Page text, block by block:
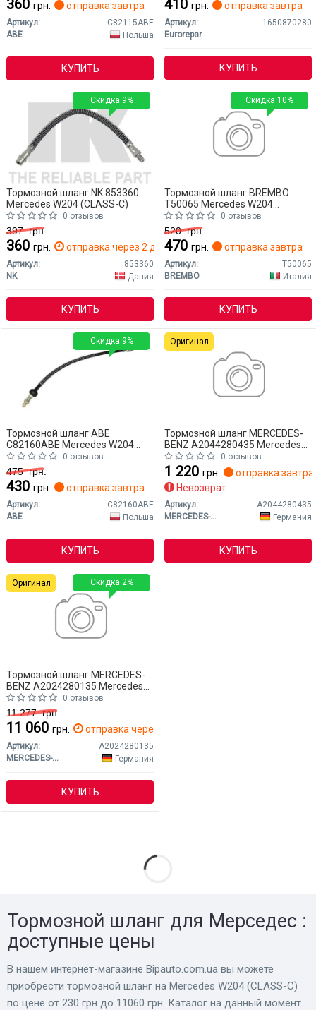
360 грн. отправка завтра
Артикул:
C82115ABE
ABE
Польша
КУПИТЬ
410 грн. отправка завтра
Артикул:
1650870280
Eurorepar
КУПИТЬ
Тормозной шланг NK 853360
Mercedes W204 (CLASS-C)
0 отзывов
397грн.
360 грн. отправка через 2 дн.
Артикул:
853360
NK
Дания
КУПИТЬ
Скидка 9%
Тормозной шланг BREMBO
T50065 Mercedes W204
(CLASS-C)
0 отзывов
520грн.
470 грн. отправка завтра
Артикул:
T50065
BREMBO
Италия
КУПИТЬ
Скидка 10%
Тормозной шланг ABE
C82160ABE Mercedes W204
(CLASS-C)
0 отзывов
475грн.
430 грн. отправка завтра
Артикул:
C82160ABE
ABE
Польша
КУПИТЬ
Скидка 9%
Тормозной шланг MERCEDES-
BENZ A2044280435 Mercedes
W204 (CLASS-C)0 отзывов
1 220 грн.
отправка завтра
Невозврат
Артикул:
A2044280435
MERCEDES-BENZ
Германия
КУПИТЬ
Оригинал
Тормозной шланг MERCEDES-
BENZ A2024280135 Mercedes
W204 (CLASS-C)0 отзывов
11 277грн.
11 060 грн. отправка через 2 дн.
Артикул:
A2024280135
MERCEDES-BENZ
Германия
КУПИТЬ
Скидка 2%
Оригинал
Тормозной шланг для Мерседес :
доступные цены
В нашем интернет-магазине Bіpauto.com.ua вы можете
приобрести тормозной шланг на Mercedes W204 (CLASS-C)
по цене от 230 грн до 11060 грн. Каталог на данный момент